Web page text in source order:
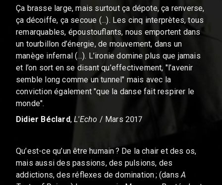
Ça brasse large, mais surtout ça dépote, ça renverse,
ça décoiffe, ça secoue (...). Les cinq interprètes, tous
remarquables, époustouflants, nous emportent dans
un tourbillon d’énergie, de mouvement, dans un
manège infernal (...). L’ironie domine plus que jamais
et l’on sort en se disant qu’effectivement, "l’avenir
semble long comme un tunnel" mais avec la
conviction également "que la danse fait respirer le
monde".
Didier Béclard,L'Echo / Mars 2017
Qu’est-ce qu’un être humain ? De la chair et des os,
mais aussi des passions, des pulsions, des
addictions, des réflexes de domination ; (dansA